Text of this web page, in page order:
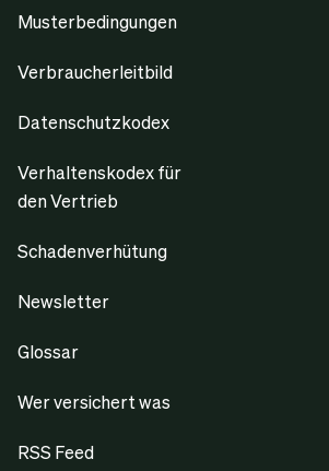
Musterbedingungen
Verbraucherleitbild
Datenschutzkodex
Verhaltenskodex für
den Vertrieb
Schadenverhütung
Newsletter
Glossar
Wer versichert was
RSS Feed